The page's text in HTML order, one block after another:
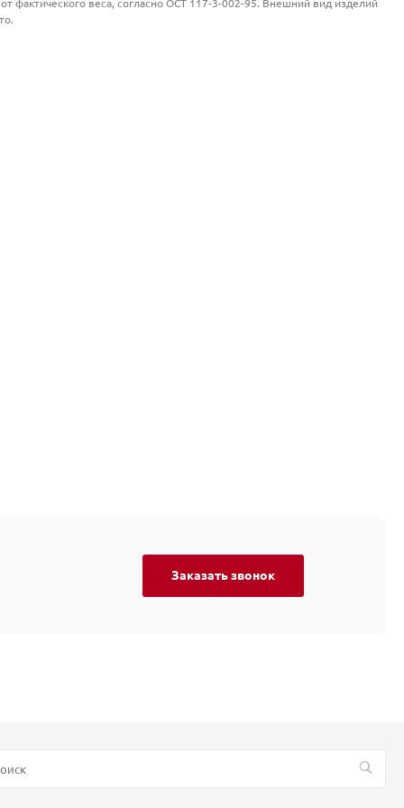
фактического веса, согласно ОСТ 117-3-002-95. Внешний вид изделий
Заказать звонок